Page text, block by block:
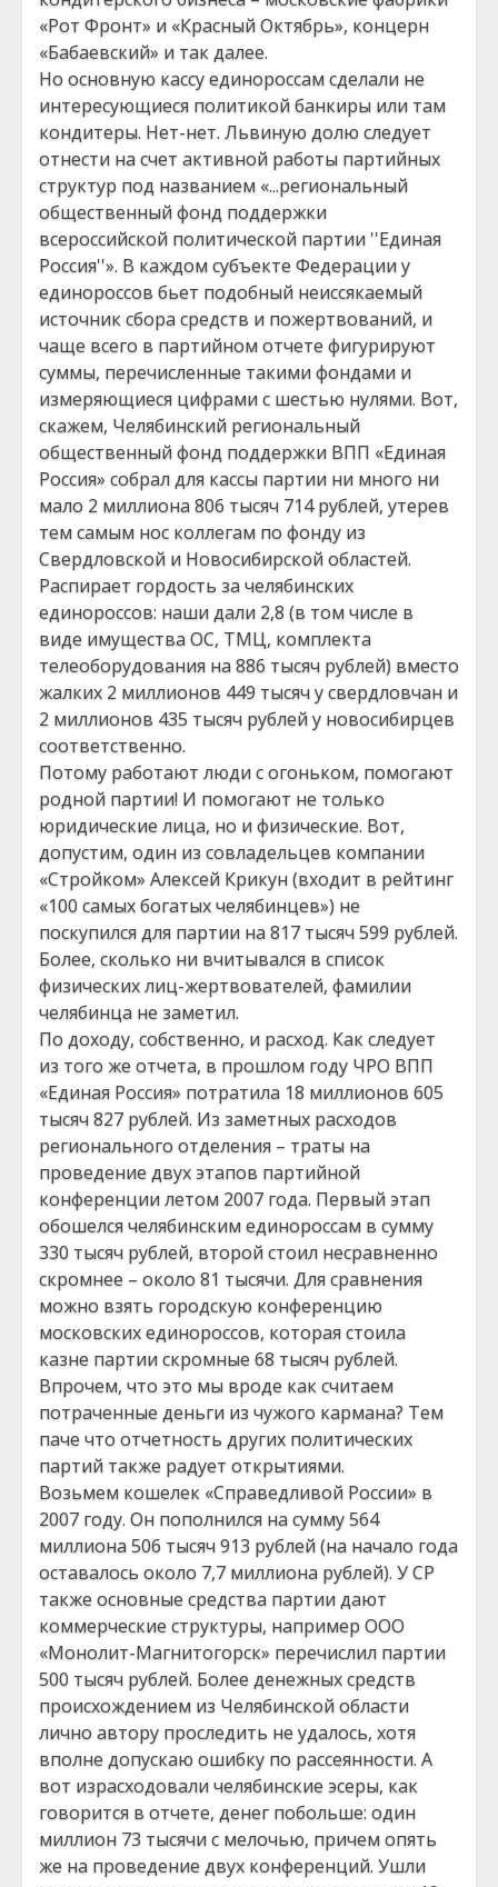
«Рот Фронт» и «Красный Октябрь», концерн
«Бабаевский» и так далее.
Но основную кассу единороссам сделали не
интересующиеся политикой банкиры или там
кондитеры. Нет-нет. Львиную долю следует
отнести на счет активной работы партийных
структур под названием «...региональный
общественный фонд поддержки
всероссийской политической партии ''Единая
Россия''». В каждом субъекте Федерации у
единороссов бьет подобный неиссякаемый
источник сбора средств и пожертвований, и
чаще всего в партийном отчете фигурируют
суммы, перечисленные такими фондами и
измеряющиеся цифрами с шестью нулями. Вот,
скажем, Челябинский региональный
общественный фонд поддержки ВПП «Единая
Россия» собрал для кассы партии ни много ни
мало 2 миллиона 806 тысяч 714 рублей, утерев
тем самым нос коллегам по фонду из
Свердловской и Новосибирской областей.
Распирает гордость за челябинских
единороссов: наши дали 2,8 (в том числе в
виде имущества ОС, ТМЦ, комплекта
телеоборудования на 886 тысяч рублей) вместо
жалких 2 миллионов 449 тысяч у свердловчан и
2 миллионов 435 тысяч рублей у новосибирцев
соответственно.
Потому работают люди с огоньком, помогают
родной партии! И помогают не только
юридические лица, но и физические. Вот,
допустим, один из совладельцев компании
«Стройком» Алексей Крикун (входит в рейтинг
«100 самых богатых челябинцев») не
поскупился для партии на 817 тысяч 599 рублей.
Более, сколько ни вчитывался в список
физических лиц-жертвователей, фамилии
челябинца не заметил.
По доходу, собственно, и расход. Как следует
из того же отчета, в прошлом году ЧРО ВПП
«Единая Россия» потратила 18 миллионов 605
тысяч 827 рублей. Из заметных расходов
регионального отделения – траты на
проведение двух этапов партийной
конференции летом 2007 года. Первый этап
обошелся челябинским единороссам в сумму
330 тысяч рублей, второй стоил несравненно
скромнее – около 81 тысячи. Для сравнения
можно взять городскую конференцию
московских единороссов, которая стоила
казне партии скромные 68 тысяч рублей.
Впрочем, что это мы вроде как считаем
потраченные деньги из чужого кармана? Тем
паче что отчетность других политических
партий также радует открытиями.
Возьмем кошелек «Справедливой России» в
2007 году. Он пополнился на сумму 564
миллиона 506 тысяч 913 рублей (на начало года
оставалось около 7,7 миллиона рублей). У СР
также основные средства партии дают
коммерческие структуры, например ООО
«Монолит-Магнитогорск» перечислил партии
500 тысяч рублей. Более денежных средств
происхождением из Челябинской области
лично автору проследить не удалось, хотя
вполне допускаю ошибку по рассеянности. А
вот израсходовали челябинские эсеры, как
говорится в отчете, денег побольше: один
миллион 73 тысячи с мелочью, причем опять
же на проведение двух конференций. Ушли